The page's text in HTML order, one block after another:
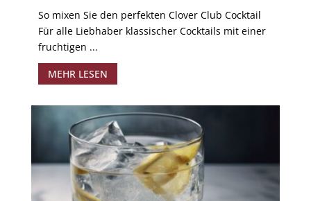
So mixen Sie den perfekten Clover Club Cocktail
Für alle Liebhaber klassischer Cocktails mit einer
fruchtigen ...
MEHR LESEN